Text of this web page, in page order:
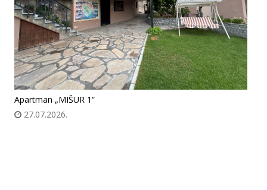
Apartman „MIŠUR 1“
27.07.2026.